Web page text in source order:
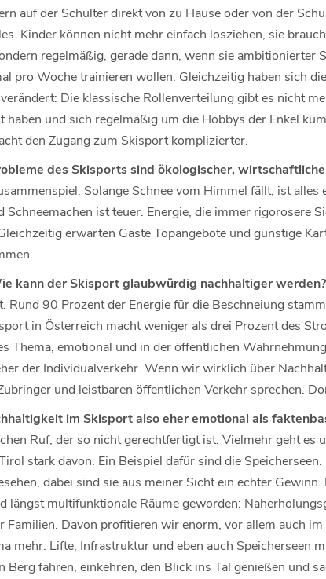
auf der Schulter direkt von zu Hause oder von der
Kinder können nicht mehr einfach losziehen, sie
regelmäßig, gerade dann, wenn sie ambitionierter
pro Woche trainieren wollen. Gleichzeitig haben sich
Die klassische Rollenverteilung gibt es nicht
haben und sich regelmäßig um die Hobbys der Enkel
den Zugang zum Skisport komplizierter.
des Skisports sind ökologischer,
Solange Schnee vom Himmel fällt, ist alles
ist teuer. Energie, die immer rigorosere
erwarten Gäste Topangebote und günstige
kann der Skisport glaubwürdig nachhaltiger werden?
Rund 90 Prozent der Energie für die Beschneiung
in Österreich macht weniger als drei Prozent des
Thema, emotional und in der öffentlichen
der Individualverkehr. Wenn wir wirklich über
und leistbaren öffentlichen Verkehr sprechen.
im Skisport also eher emotional als
Ruf, der so nicht gerechtfertigt ist. Vielmehr geht es
stark davon. Ein Beispiel dafür sind die
dabei sind sie aus meiner Sicht ein echter
längst multifunktionale Räume geworden:
Familien. Davon profitieren wir enorm, vor allem auch
mehr. Lifte, Infrastruktur und eben auch Speicherseen
Berg fahren, einkehren, den Blick ins Tal genießen und